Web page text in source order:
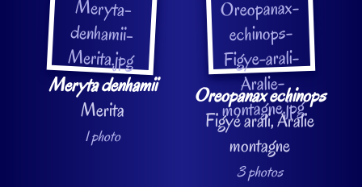
Meryta denhamii
Merita
1 photo
Oreopanax echinops
Figyé arali, Aralie
montagne
3 photos